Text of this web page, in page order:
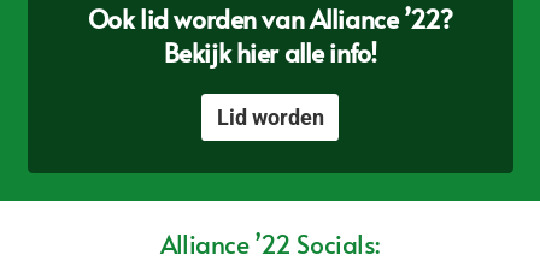
Ook lid worden van Alliance ’22?
Bekijk hier alle info!
Lid worden
Alliance ’22 Socials: